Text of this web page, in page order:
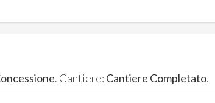
. Cantiere: Cantiere Completato.